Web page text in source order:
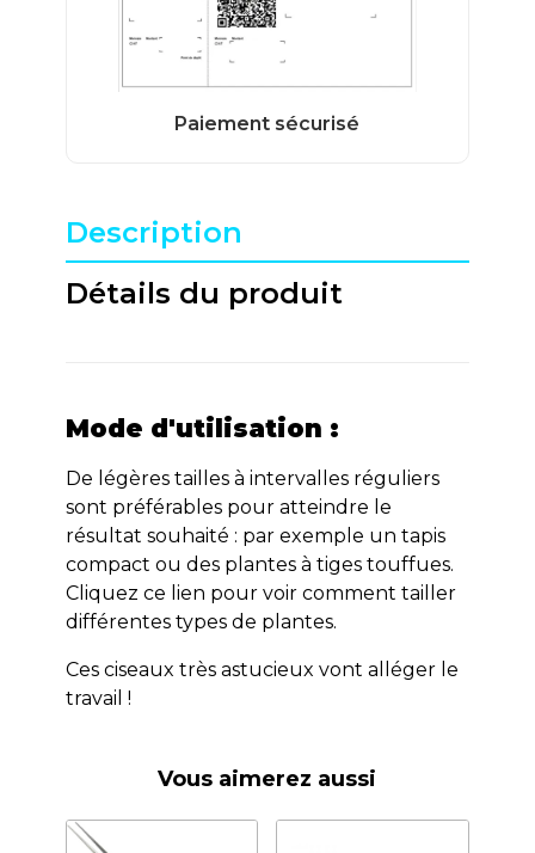
Description
Détails du produit
Mode d'utilisation :
De légères tailles à intervalles réguliers
sont préférables pour atteindre le
résultat souhaité : par exemple un tapis
compact ou des plantes à tiges touffues.
Cliquez ce lien pour voir comment tailler
différentes types de plantes.
Ces ciseaux très astucieux vont alléger le
travail !
Vous aimerez aussi